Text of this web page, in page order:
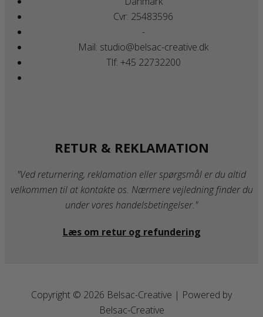
Cvr: 25483596
-
Mail: studio@belsac-creative.dk
Tlf: +45 22732200
RETUR & REKLAMATION
"Ved returnering, reklamation eller spørgsmål er du altid
velkommen til at kontakte os. Nærmere vejledning finder du
under vores handelsbetingelser."
Læs om retur og refundering
Copyright © 2026 Belsac-Creative | Powered by
Belsac-Creative